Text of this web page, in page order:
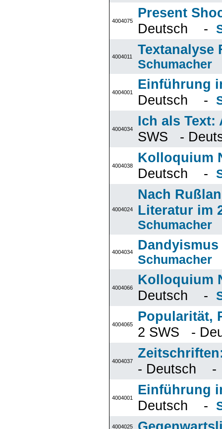
4004075
Present
Deutsch -
4004011 Textanalyse
Schumacher
4004001
Einführung
Deutsch -
4004034
Ich als
SWS -
4004038
Kolloquium
Deutsch -
4004024
Nach
Literatur im
Schumacher
4004034
Schumacher
4004066
Kolloquium
Deutsch -
4004065
Popularität,
2 SWS -
4004037
- Deutsch
4004001
Einführung
Deutsch -
4004025